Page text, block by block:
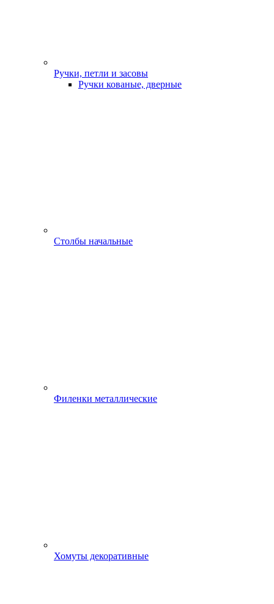
Ручки, петли и засовы
Ручки кованые, дверные
Столбы начальные
Филенки металлические
Хомуты декоративные